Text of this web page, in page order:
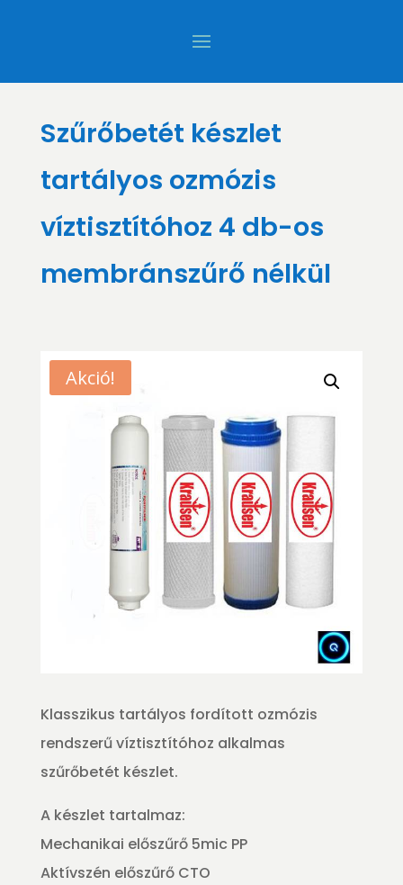
Szűrőbetét készlet
tartályos ozmózis
víztisztítóhoz 4 db-os
membránszűrő nélkül
Akció!
Klasszikus tartályos fordított ozmózis
rendszerű víztisztítóhoz alkalmas
szűrőbetét készlet.
A készlet tartalmaz:
Mechanikai előszűrő 5mic PP
Aktívszén előszűrő CTO